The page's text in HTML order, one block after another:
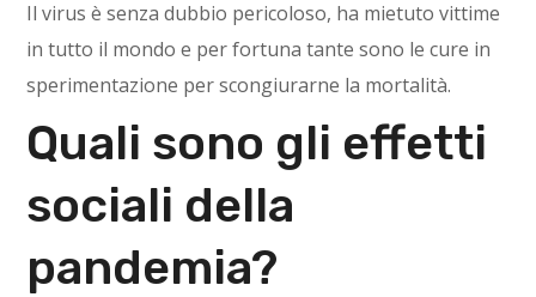
Il virus è senza dubbio pericoloso, ha mietuto vittime
in tutto il mondo e per fortuna tante sono le cure in
sperimentazione per scongiurarne la mortalità.
Quali sono gli effetti
sociali della
pandemia?